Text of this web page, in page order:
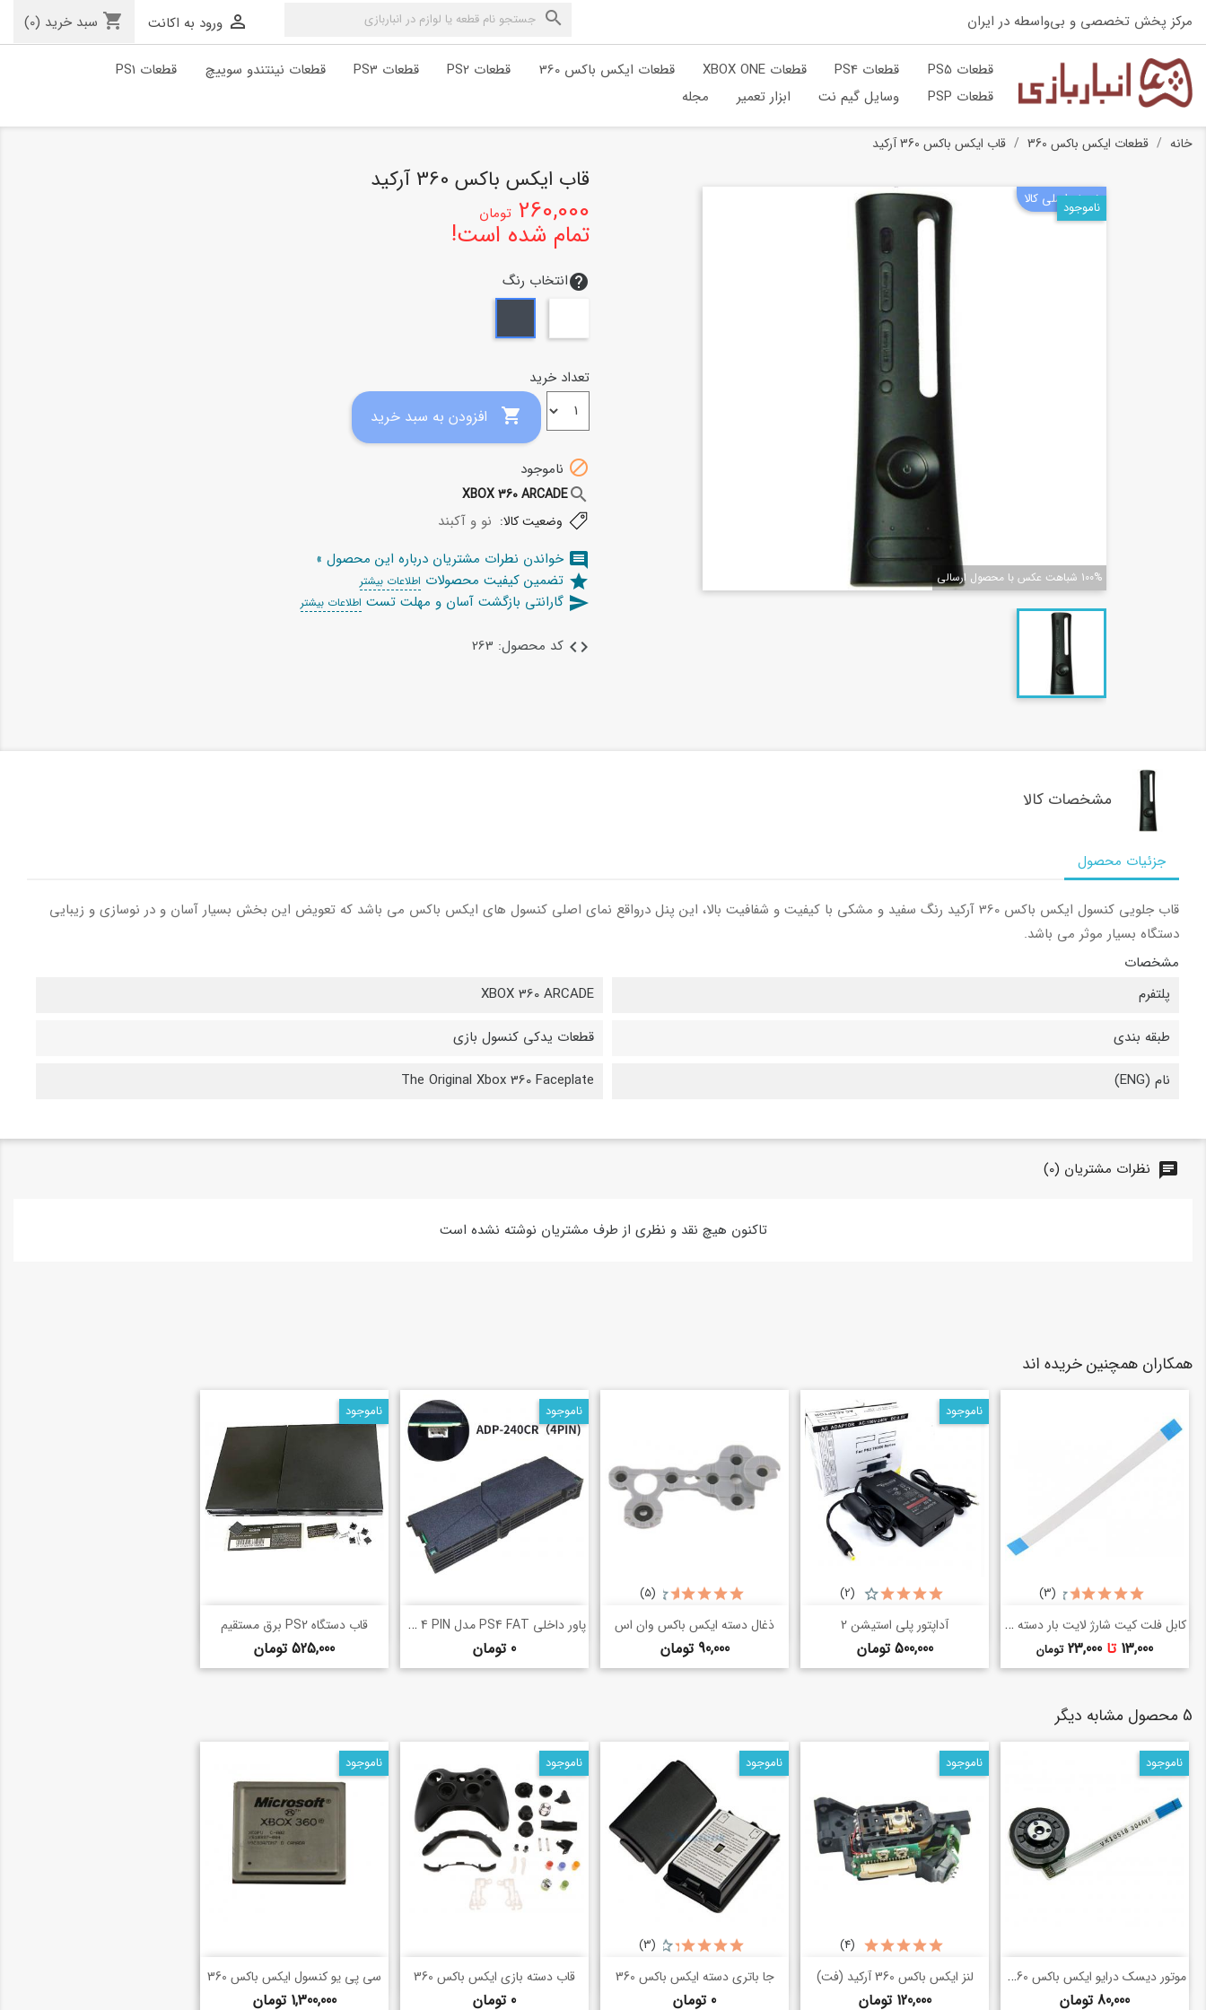
مرکز پخش تخصصی و بی‌واسطه در ایران 
 ورود به اکانت shopping_cart سبد خرید (0)
قطعات PS5 قطعات PS4 قطعات XBOX ONE قطعات ایکس باکس 360 قطعات PS2 قطعات PS3 قطعات نینتندو سوییچ
قطعات PS1
قطعات PSP
وسایل گیم نت ابزار تعمیر مجله
خانه قطعات ایکس باکس 360 قاب ایکس باکس 360 آرکید
نسخه اصلی کالا
ناموجود
100% شباهت عکس با محصول ارسالی
قاب ایکس باکس 360 آرکید
260,000 تومان
تمام شده است!
helpانتخاب رنگ
تعداد خرید

 ناموجود
search
XBOX 360 ARCADE
وضعیت کالا: نو و آکبند
comment خواندن نطرات مشتریان درباره این محصول »
star تضمین کیفیت محصولات اطلاعات بیشتر
send گارانتی بازگشت آسان و مهلت تست اطلاعات بیشتر
code کد محصول: 263
مشخصات کالا
جزئیات محصول
قاب جلویی کنسول ایکس باکس 360 آرکید رنگ سفید و مشکی با کیفیت و شفافیت بالا، این پنل درواقع نمای اصلی کنسول های ایکس باکس می باشد که تعویض این بخش بسیار آسان و در نوسازی و زیبایی
دستگاه بسیار موثر می باشد.
مشخصات
پلتفرم
XBOX 360 ARCADE
طبقه بندی
قطعات یدکی کنسول بازی
نام (ENG)
The Original Xbox 360 Faceplate
chat نظرات مشتریان (0)
تاکنون هیچ نقد و نظری از طرف مشتریان نوشته نشده است
همکاران همچنین خریده اند
کابل فلت کیت شارژ لایت بار دسته Ps4
قیمت
13,000 تا 23,000 تومان
(3)
shopping_basketخرید سریع آداپتور پلی استیشن 2
قیمت500,000 تومان
(2)
ناموجود
shopping_basketخرید سریع ذغال دسته ایکس باکس وان اس
قیمت 90,000 تومان
(5)
shopping_basket خرید سریع
پاور داخلی PS4 FAT مدل 240CR 4 PIN
قیمت
0 تومان
ناموجود
shopping_basketخرید سریع قاب دستگاه PS2 برق مستقیم
قیمت525,000 تومان
ناموجود
shopping_basketخرید سریع
5 محصول مشابه دیگر
موتور دیسک درایو ایکس باکس 360 اسلیم
قیمت80,000 تومان
ناموجود
shopping_basketخرید سریع لنز ایکس باکس 360 آرکید (فت)
قیمت 120,000 تومان
(4)
ناموجود
shopping_basketخرید سریع جا باتری دسته ایکس باکس 360
قیمت 0 تومان
(3)
ناموجود
shopping_basketخرید سریع قاب دسته بازی ایکس باکس 360
قیمت 0 تومان
ناموجود
shopping_basketخرید سریع سی پی یو کنسول ایکس باکس 360
قیمت1,300,000 تومان
ناموجود
shopping_basketخرید سریع